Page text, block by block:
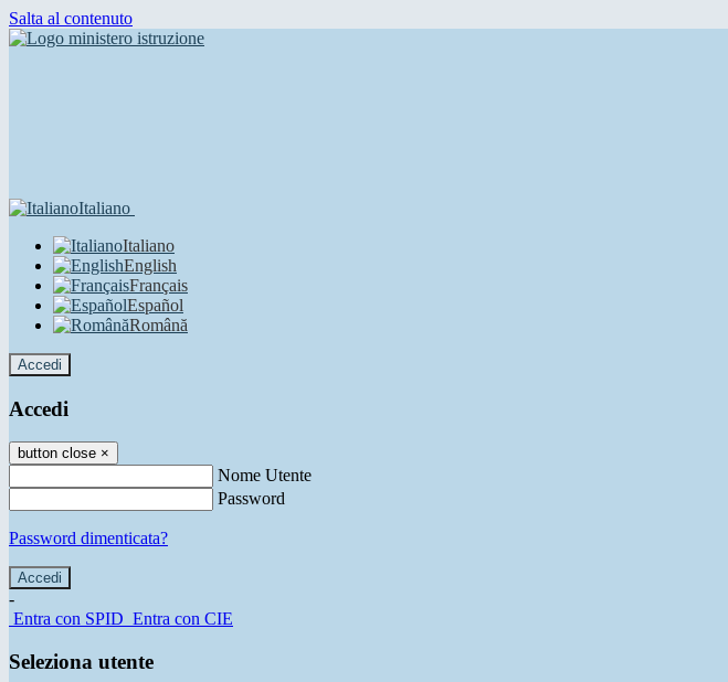
Salta al contenuto
Italiano
Italiano
English
Français
Español
Română
Accedi
Accedi
button close ×
Nome Utente
Password
Password dimenticata?
-
Entra con SPID Entra con CIE
Seleziona utente